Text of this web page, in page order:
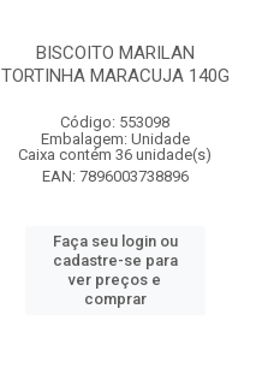
BISCOITO MARILAN
TORTINHA MARACUJA 140G
Código: 553098
Embalagem: Unidade
Caixa contém 36 unidade(s)
EAN: 7896003738896
Faça seu login ou
cadastre-se para
ver preços e
comprar